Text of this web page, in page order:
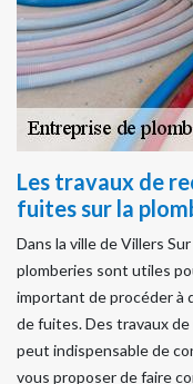
Les travaux de
fuites sur la
Dans la ville de Villers
plomberies sont utiles
important de procéder à
de fuites. Des travaux
peut indispensable de
vous proposer de faire